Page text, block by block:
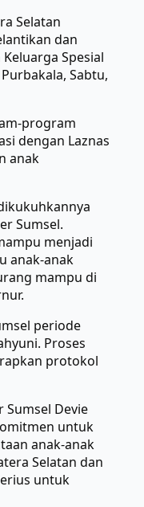
Selatan
dan
Spesial
Sabtu,
program
dengan Laznas
anak
Sumsel.
menjadi
anak-anak
mampu di
periode
Proses
protokol
Sumsel Devie
untuk
anak-anak
Selatan dan
untuk